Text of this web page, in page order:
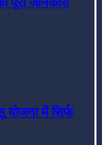
में सिर्फ